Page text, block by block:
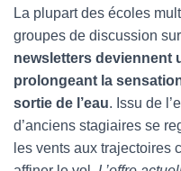
La plupart des écoles
groupes de discussion
newsletters deviennent
prolongeant la
sortie de l’eau. Issu de
d’anciens stagiaires se
les vents aux trajectoires